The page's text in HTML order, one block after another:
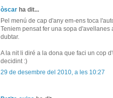
òscar ha dit...
Pel menú de cap d'any em-ens toca
Teniem pensat fer una sopa
dubtar.
A la nit li diré a la dona que faci un cop
decidint :)
29 de desembre del 2010, a les 10:27